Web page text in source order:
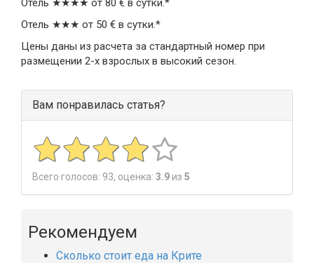
Отель ★★★★ от 80 € в сутки.*
Отель ★★★ от 50 € в сутки.*
Цены даны из расчета за стандартный номер при
размещении 2-х взрослых в высокий сезон.
Вам понравилась статья?
Всего голосов: 93, оценка: 3.9 из 5
Рекомендуем
Сколько стоит еда на Крите